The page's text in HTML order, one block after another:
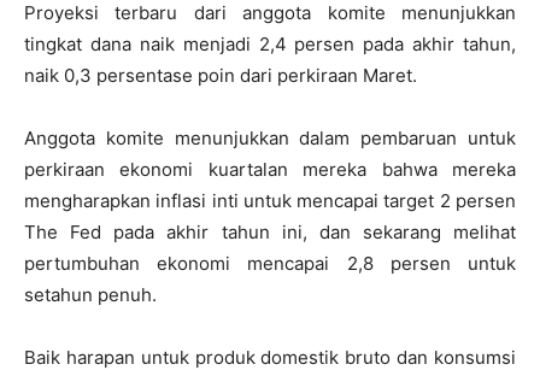
Proyeksi terbaru dari anggota komite menunjukkan
tingkat dana naik menjadi 2,4 persen pada akhir tahun,
naik 0,3 persentase poin dari perkiraan Maret.
Anggota komite menunjukkan dalam pembaruan untuk
perkiraan ekonomi kuartalan mereka bahwa mereka
mengharapkan inflasi inti untuk mencapai target 2 persen
The Fed pada akhir tahun ini, dan sekarang melihat
pertumbuhan ekonomi mencapai 2,8 persen untuk
setahun penuh.
Baik harapan untuk produk domestik bruto dan konsumsi